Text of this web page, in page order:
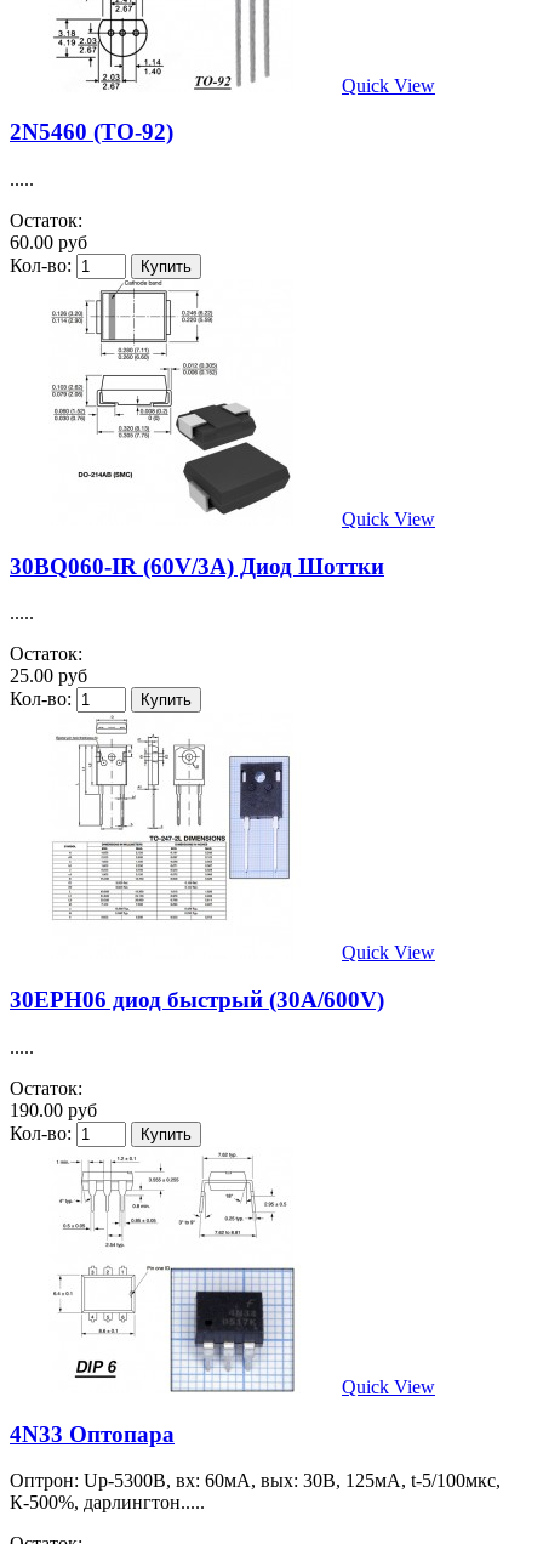
Quick View
2N5460 (TO-92)
.....
Остаток:
60.00 руб
Кол-во:
Quick View
30BQ060-IR (60V/3A) Диод Шоттки
.....
Остаток:
25.00 руб
Кол-во:
Quick View
30EPH06 диод быстрый (30A/600V)
.....
Остаток:
190.00 руб
Кол-во:
Quick View
4N33 Оптопара
Оптрон: Uр-5300В, вх: 60мА, вых: 30В, 125мА, t-5/100мкс,
К-500%, дарлингтон.....